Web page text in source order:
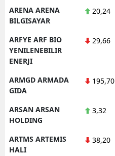
ARENA ARENA
BILGISAYAR
20,24
ARFYE ARF BIO
YENILENEBILIR
ENERJI
29,66
ARMGD ARMADA
GIDA
195,70
ARSAN ARSAN
HOLDING
3,32
ARTMS ARTEMIS
HALI
38,20